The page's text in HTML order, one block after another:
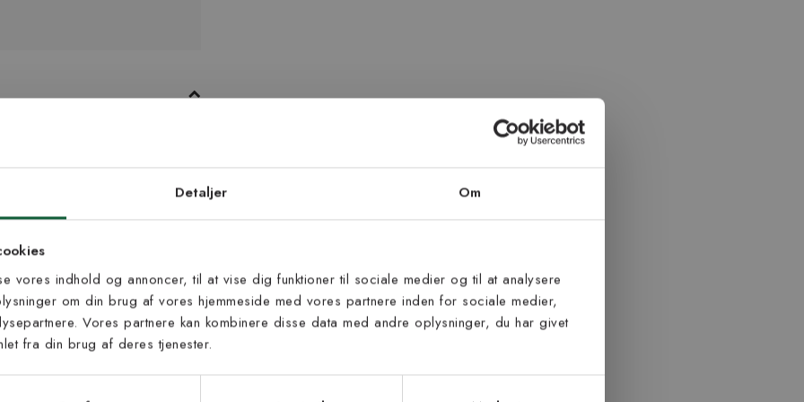
Detaljer Om
vores indhold og annoncer, til at vise dig funktioner til sociale medier og til at analysere
om din brug af vores hjemmeside med vores partnere inden for sociale medier,
Vores partnere kan kombinere disse data med andre oplysninger, du har givet
fra din brug af deres tjenester.
er slidstærkt, hyggeligt og
overflade. Sigyn er
er Sigyn i farven natural.
Inspiration fra @kilandsofficial
dig vores
at modtage vores tilbud,